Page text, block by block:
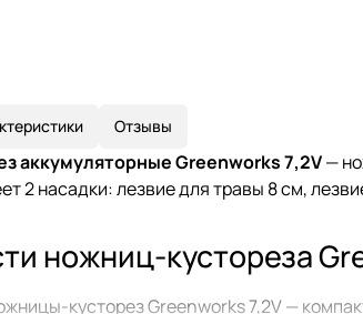
Отзывы
аккумуляторные Greenworks 7,2V—
2 насадки: лезвие для травы 8 см,
ножниц-кустореза
кусторез Greenworks 7,2V —